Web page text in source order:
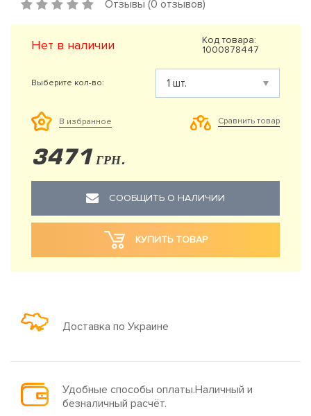
Отзывы (0 отзывов)
Нет в наличии
Код товара:
1000878447
Выберите кол-во:
В избранное Сравнить товар
3471 ГРН.
СООБЩИТЬ О НАЛИЧИИ
КУПИТЬ ТОВАР
Доставка по Украине
Удобные способы оплаты.Наличный и
безналичный расчёт.